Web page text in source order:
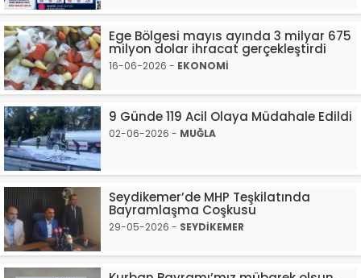
Ege Bölgesi mayıs ayında 3 milyar 675
milyon dolar ihracat gerçekleştirdi
16-06-2026 - EKONOMİ
9 Günde 119 Acil Olaya Müdahale Edildi
02-06-2026 - MUĞLA
Seydikemer’de MHP Teşkilatında
Bayramlaşma Coşkusu
29-05-2026 - SEYDİKEMER